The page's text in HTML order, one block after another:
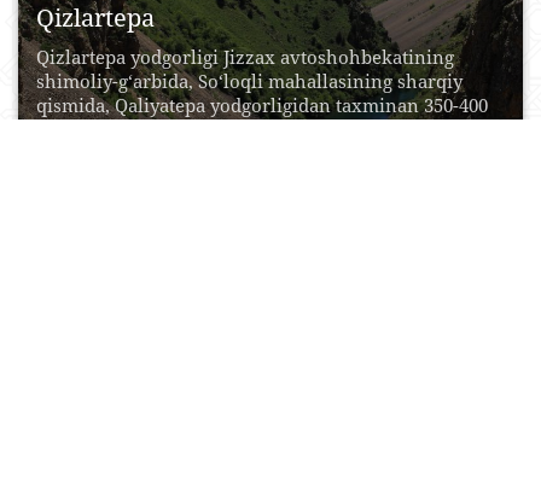
Qizlartepa
Qizlartepa yodgorligi Jizzax avtoshohbekatining
shimoliy-g‘arbida, So‘loqli mahallasining sharqiy
qismida, Qaliyatepa yodgorligidan taxminan 350-400